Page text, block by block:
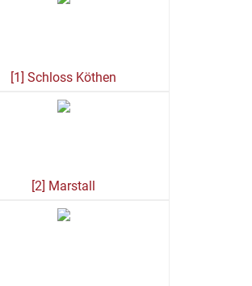
[1] Schloss Köthen
[2] Marstall